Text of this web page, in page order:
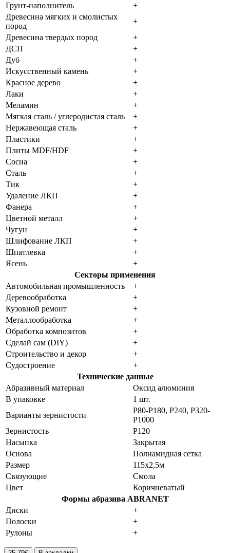
Грунт-наполнитель
+
Древесина мягких и смолистых
пород
+
Древесина твердых пород
+
ДСП
+
Дуб
+
Искусственный камень
+
Красное дерево
+
Лаки
+
Меламин
+
Мягкая сталь / углеродистая сталь
+
Нержавеющая сталь
+
Пластики
+
Плиты MDF/HDF
+
Сосна
+
Сталь
+
Тик
+
Удаление ЛКП
+
Фанера
+
Цветной металл
+
Чугун
+
Шлифование ЛКП
+
Шпатлевка
+
Ясень
+
Секторы применения
Автомобильная промышленность
+
Деревообработка
+
Кузовной ремонт
+
Металлообработка
+
Обработка композитов
+
Сделай сам (DIY)
+
Строительство и декор
+
Судостроение
+
Технические данные
Абразивный материал
Оксид алюминия
В упаковке
1 шт.
Варианты зернистости
P80-P180, P240, P320-
P1000
Зернистость
P120
Насыпка
Закрытая
Основа
Полиамидная сетка
Размер
115х2,5м
Связующие
Смола
Цвет
Коричневатый
Формы абразива ABRANET
Диски
+
Полоски
+
Рулоны
+